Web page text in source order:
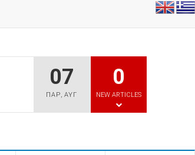
07
ΠΑΡ,ΑΥΓ
0
NEW ARTICLES